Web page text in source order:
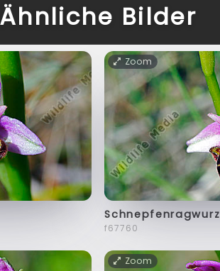
Ähnliche Bilder
Zoom
Schnepfenragwurz
f67760
Zoom